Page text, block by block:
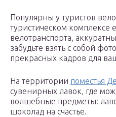
Популярны у туристов
туристическом комплексе
велотранспорта,
забудьте взять с собой
прекрасных кадров для
На территории поместья
сувенирных лавок, где
волшебные предметы:
шоколад на счастье.